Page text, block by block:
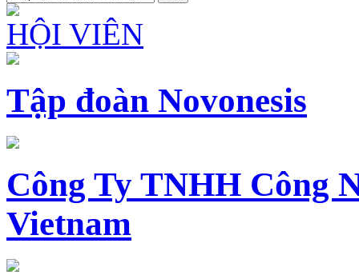
HỘI VIÊN
Tập đoàn Novonesis
Công Ty TNHH Công
Vietnam